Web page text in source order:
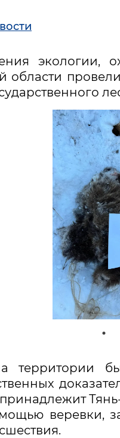
области
территории
веревки,